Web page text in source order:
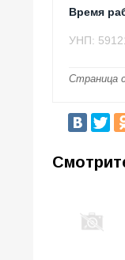
Время
УНП:
Страница